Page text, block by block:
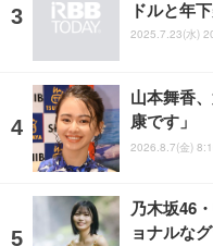
ドルと年
2025.7.23(水)
山本舞香
康です」
2026.8.7(金)
乃木坂46
ョナルな